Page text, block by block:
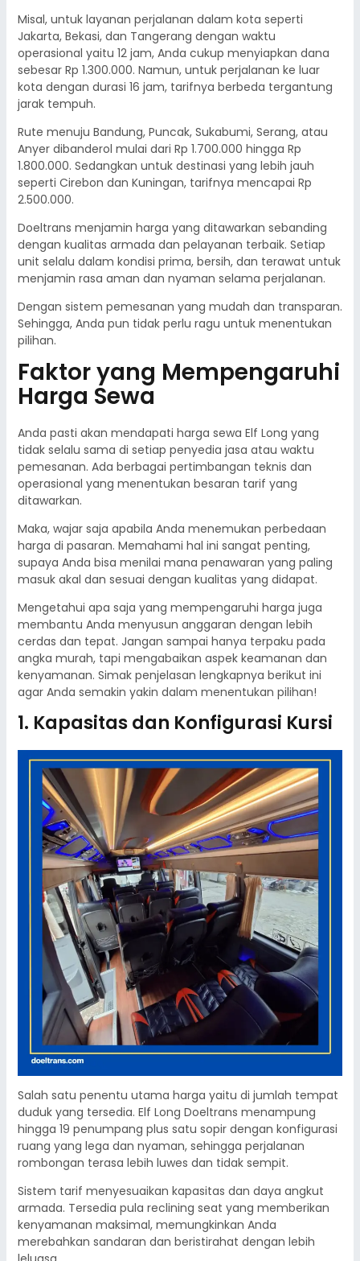
Misal, untuk layanan perjalanan dalam kota seperti
Jakarta, Bekasi, dan Tangerang dengan waktu
operasional yaitu 12 jam, Anda cukup menyiapkan dana
sebesar Rp 1.300.000. Namun, untuk perjalanan ke luar
kota dengan durasi 16 jam, tarifnya berbeda tergantung
jarak tempuh.
Rute menuju Bandung, Puncak, Sukabumi, Serang, atau
Anyer dibanderol mulai dari Rp 1.700.000 hingga Rp
1.800.000. Sedangkan untuk destinasi yang lebih jauh
seperti Cirebon dan Kuningan, tarifnya mencapai Rp
2.500.000.
Doeltrans menjamin harga yang ditawarkan sebanding
dengan kualitas armada dan pelayanan terbaik. Setiap
unit selalu dalam kondisi prima, bersih, dan terawat untuk
menjamin rasa aman dan nyaman selama perjalanan.
Dengan sistem pemesanan yang mudah dan transparan.
Sehingga, Anda pun tidak perlu ragu untuk menentukan
pilihan.
Faktor yang Mempengaruhi
Harga Sewa
Anda pasti akan mendapati harga sewa Elf Long yang
tidak selalu sama di setiap penyedia jasa atau waktu
pemesanan. Ada berbagai pertimbangan teknis dan
operasional yang menentukan besaran tarif yang
ditawarkan.
Maka, wajar saja apabila Anda menemukan perbedaan
harga di pasaran. Memahami hal ini sangat penting,
supaya Anda bisa menilai mana penawaran yang paling
masuk akal dan sesuai dengan kualitas yang didapat.
Mengetahui apa saja yang mempengaruhi harga juga
membantu Anda menyusun anggaran dengan lebih
cerdas dan tepat. Jangan sampai hanya terpaku pada
angka murah, tapi mengabaikan aspek keamanan dan
kenyamanan. Simak penjelasan lengkapnya berikut ini
agar Anda semakin yakin dalam menentukan pilihan!
1. Kapasitas dan Konfigurasi Kursi
Salah satu penentu utama harga yaitu di jumlah tempat
duduk yang tersedia. Elf Long Doeltrans menampung
hingga 19 penumpang plus satu sopir dengan konfigurasi
ruang yang lega dan nyaman, sehingga perjalanan
rombongan terasa lebih luwes dan tidak sempit.
Sistem tarif menyesuaikan kapasitas dan daya angkut
armada. Tersedia pula reclining seat yang memberikan
kenyamanan maksimal, memungkinkan Anda
merebahkan sandaran dan beristirahat dengan lebih